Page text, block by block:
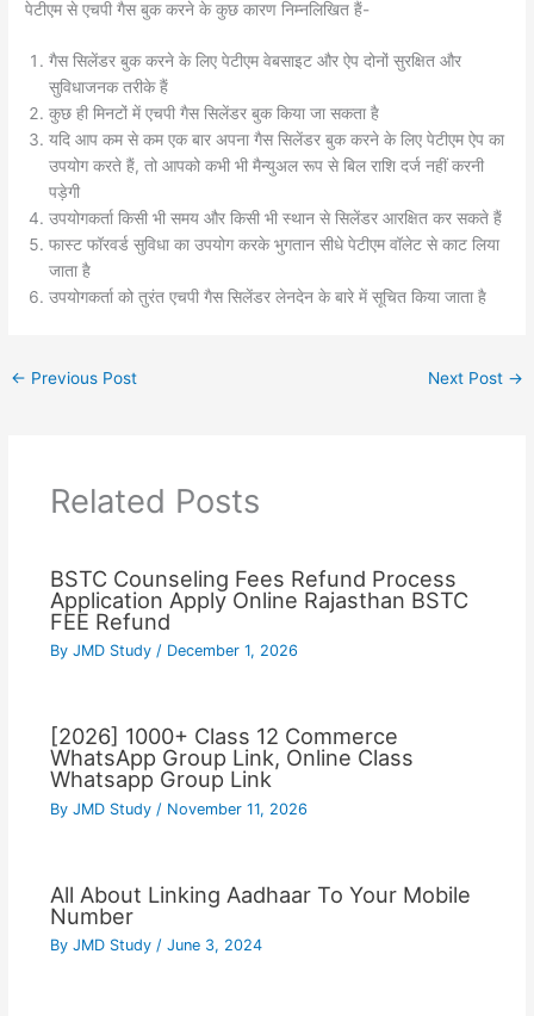
पेटीएम से एचपी गैस बुक करने के कुछ कारण निम्नलिखित हैं-
गैस सिलेंडर बुक करने के लिए पेटीएम वेबसाइट और ऐप दोनों सुरक्षित और
सुविधाजनक तरीके हैं
कुछ ही मिनटों में एचपी गैस सिलेंडर बुक किया जा सकता है
यदि आप कम से कम एक बार अपना गैस सिलेंडर बुक करने के लिए पेटीएम ऐप का
उपयोग करते हैं, तो आपको कभी भी मैन्युअल रूप से बिल राशि दर्ज नहीं करनी
पड़ेगी
उपयोगकर्ता किसी भी समय और किसी भी स्थान से सिलेंडर आरक्षित कर सकते हैं
फास्ट फॉरवर्ड सुविधा का उपयोग करके भुगतान सीधे पेटीएम वॉलेट से काट लिया
जाता है
उपयोगकर्ता को तुरंत एचपी गैस सिलेंडर लेनदेन के बारे में सूचित किया जाता है
← Previous Post Next Post →
Related Posts
BSTC Counseling Fees Refund Process
Application Apply Online Rajasthan BSTC
FEE Refund
By JMD Study / December 1, 2026
[2026] 1000+ Class 12 Commerce
WhatsApp Group Link, Online Class
Whatsapp Group Link
By JMD Study / November 11, 2026
All About Linking Aadhaar To Your Mobile
Number
By JMD Study / June 3, 2024